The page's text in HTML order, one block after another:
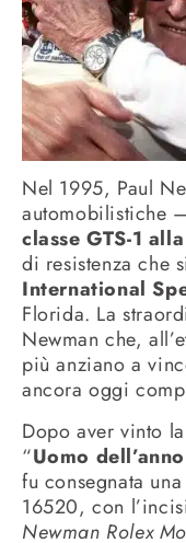
Nel 1995, Paul
automobilistiche
classe GTS-1
di resistenza che
International
Florida. La
Newman che,
più anziano a
ancora oggi
Dopo aver vinto
“Uomo
fu consegnata una
16520, con
Newman Rolex